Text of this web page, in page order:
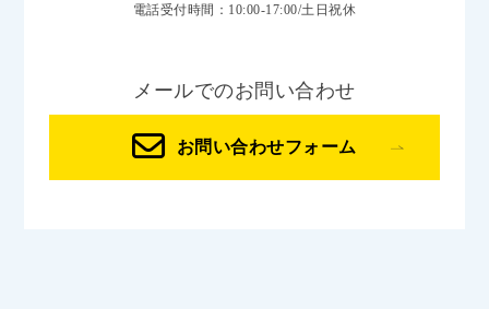
電話受付時間：10:00-17:00/土日祝休
メールでのお問い合わせ
お問い合わせフォーム